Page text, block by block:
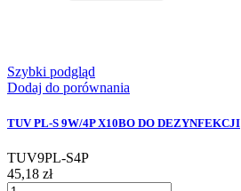
Szybki podgląd
Dodaj do porównania
TUV PL-S 9W/4P X10BO DO DEZYNFEKCJI
TUV9PL-S4P
45,18 zł